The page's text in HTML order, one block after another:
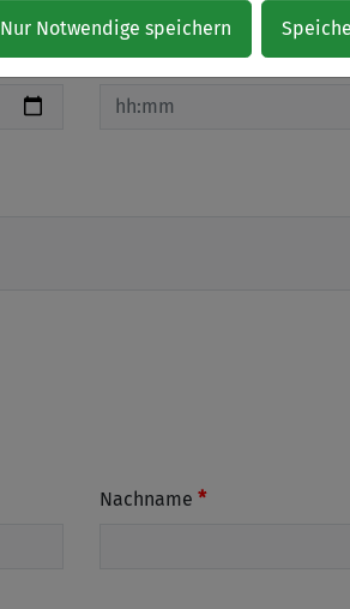
Nur Notwendige speichern
Um wie viel Uhr?
Nachname